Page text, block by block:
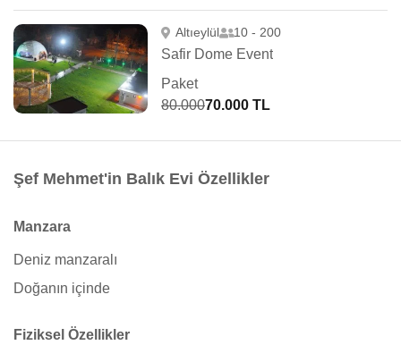
Altıeylül 10 - 200
Safir Dome Event
Paket
80.00070.000 TL
Şef Mehmet'in Balık Evi Özellikler
Manzara
Deniz manzaralı
Doğanın içinde
Fiziksel Özellikler